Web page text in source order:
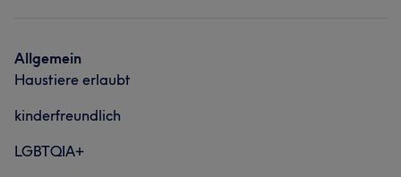
Allgemein
Haustiere erlaubt
kinderfreundlich
LGBTQIA+